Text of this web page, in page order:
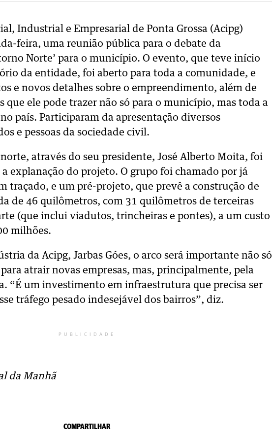
Industrial e Empresarial de Ponta Grossa (Acipg)
feira, uma reunião pública para o debate da
Norte’ para o município. O evento, que teve início
da entidade, foi aberto para toda a comunidade, e
e novos detalhes sobre o empreendimento, além de
que ele pode trazer não só para o município, mas toda a
país. Participaram da apresentação diversos
e pessoas da sociedade civil.
através do seu presidente, José Alberto Moita, foi
explanação do projeto. O grupo foi chamado por já
traçado, e um pré-projeto, que prevê a construção de
de 46 quilômetros, com 31 quilômetros de terceiras
(que inclui viadutos, trincheiras e pontes), a um custo
milhões.
da Acipg, Jarbas Góes, o arco será importante não só
atrair novas empresas, mas, principalmente, pela
“É um investimento em infraestrutura que precisa ser
tráfego pesado indesejável dos bairros”, diz.
PUBLICIDADE
da Manhã
COMPARTILHAR